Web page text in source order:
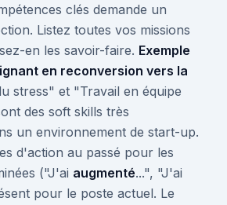
clés demande un
Listez toutes vos missions
en les savoir-faire. Exemple
en reconversion vers la
stress" et "Travail en équipe
des soft skills très
un environnement de start-up.
d'action au passé pour les
("J'ai augmenté...", "J'ai
pour le poste actuel. Le